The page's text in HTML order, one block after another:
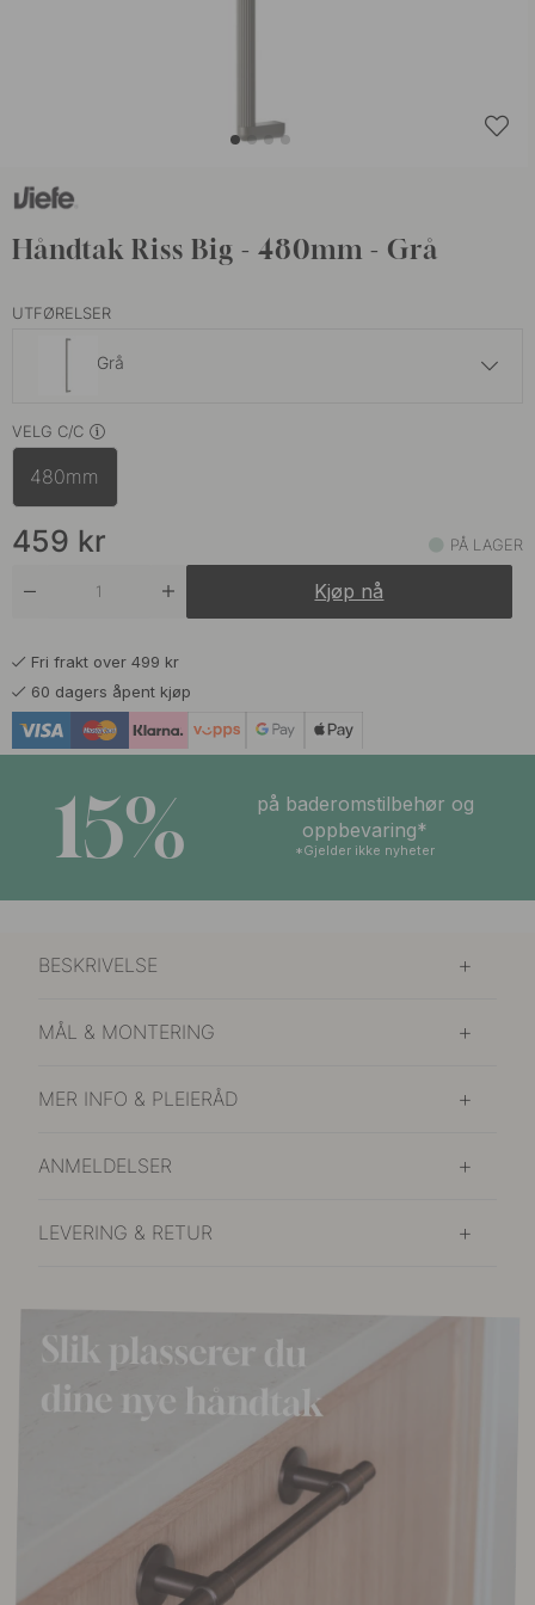
Håndtak Riss Big - 480mm - Grå
UTFØRELSER
Grå
Matt Sort
Brun
Matt Hvit
Vulkanrød
VELG C/C
480mm
459 kr PÅ LAGER
Kjøp nå
Fri frakt over 499 kr
60 dagers åpent kjøp
15%
på baderomstilbehør og
oppbevaring*
*Gjelder ikke nyheter
BESKRIVELSE
MÅL & MONTERING
MER INFO & PLEIERÅD
ANMELDELSER
LEVERING & RETUR